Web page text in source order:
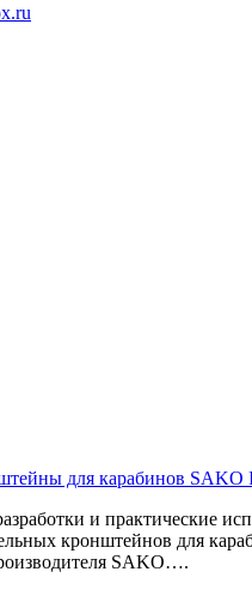
для карабинов SAKO
и практические
кронштейнов для
SAKO….